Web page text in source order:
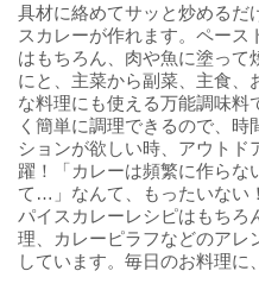
具材に絡めてサッと炒めるだ
スカレーが作れます。ペース
はもちろん、肉や魚に塗って
にと、主菜から副菜、主食、
な料理にも使える万能調味料
く簡単に調理できるので、
ションが欲しい時、アウトド
躍！「カレーは頻繁に作らな
て…」なんて、もったいない
パイスカレーレシピはもちろ
理、カレーピラフなどのアレ
しています。毎日のお料理に